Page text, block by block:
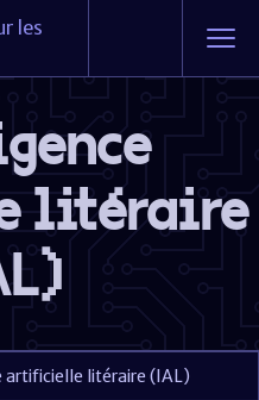
litéraire
artificielle litéraire (IAL)